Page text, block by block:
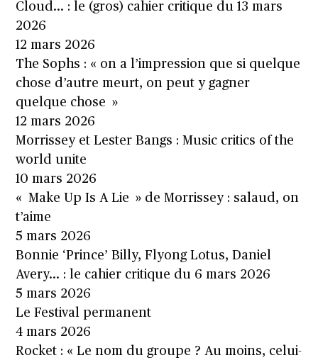
Cloud… : le (gros) cahier critique du 13 mars
2026
12 mars 2026
The Sophs : « on a l’impression que si quelque
chose d’autre meurt, on peut y gagner
quelque chose »
12 mars 2026
Morrissey et Lester Bangs : Music critics of the
world unite
10 mars 2026
« Make Up Is A Lie » de Morrissey : salaud, on
t’aime
5 mars 2026
Bonnie ‘Prince’ Billy, Flyong Lotus, Daniel
Avery… : le cahier critique du 6 mars 2026
5 mars 2026
Le Festival permanent
4 mars 2026
Rocket : « Le nom du groupe ? Au moins, celui-